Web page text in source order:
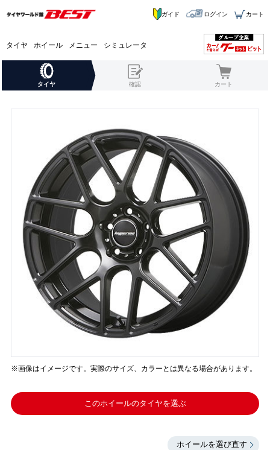
タイヤ ホイール メニュー シミュレータ
ガイド ログイン カート
タイヤ 確認 カート
※画像はイメージです。実際のサイズ、カラーとは異なる場合があります。
このホイールのタイヤを選ぶ
ホイールを選び直す